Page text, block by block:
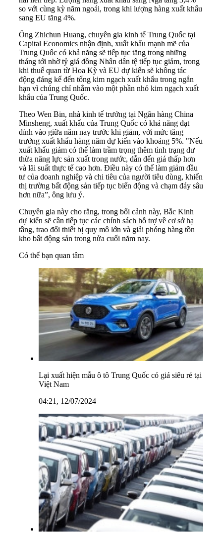
so với cùng kỳ năm ngoái, trong khi lượng hàng xuất khẩu
sang EU tăng 4%.
Ông Zhichun Huang, chuyên gia kinh tế Trung Quốc tại
Capital Economics nhận định, xuất khẩu mạnh mẽ của
Trung Quốc có khả năng sẽ tiếp tục tăng trong những
tháng tới nhờ tỷ giá đồng Nhân dân tệ tiếp tục giảm, trong
khi thuế quan từ Hoa Kỳ và EU dự kiến sẽ không tác
động đáng kể đến tổng kim ngạch xuất khẩu trong ngắn
hạn vì chúng chỉ nhắm vào một phần nhỏ kim ngạch xuất
khẩu của Trung Quốc.
Theo Wen Bin, nhà kinh tế trưởng tại Ngân hàng China
Minsheng, xuất khẩu của Trung Quốc có khả năng đạt
đỉnh vào giữa năm nay trước khi giảm, với mức tăng
trưởng xuất khẩu hàng năm dự kiến vào khoảng 5%. "Nếu
xuất khẩu giảm có thể làm trầm trọng thêm tình trạng dư
thừa năng lực sản xuất trong nước, dẫn đến giá thấp hơn
và lãi suất thực tế cao hơn. Điều này có thể làm giảm đầu
tư của doanh nghiệp và chi tiêu của người tiêu dùng, khiến
thị trường bất động sản tiếp tục biến động và chạm đáy sâu
hơn nữa”, ông lưu ý.
Chuyên gia này cho rằng, trong bối cảnh này, Bắc Kinh
dự kiến sẽ cần tiếp tục các chính sách hỗ trợ về cơ sở hạ
tầng, trao đổi thiết bị quy mô lớn và giải phóng hàng tồn
kho bất động sản trong nửa cuối năm nay.
Có thể bạn quan tâm
Lại xuất hiện mẫu ô tô Trung Quốc có giá siêu rẻ tại
Việt Nam
04:21, 12/07/2024